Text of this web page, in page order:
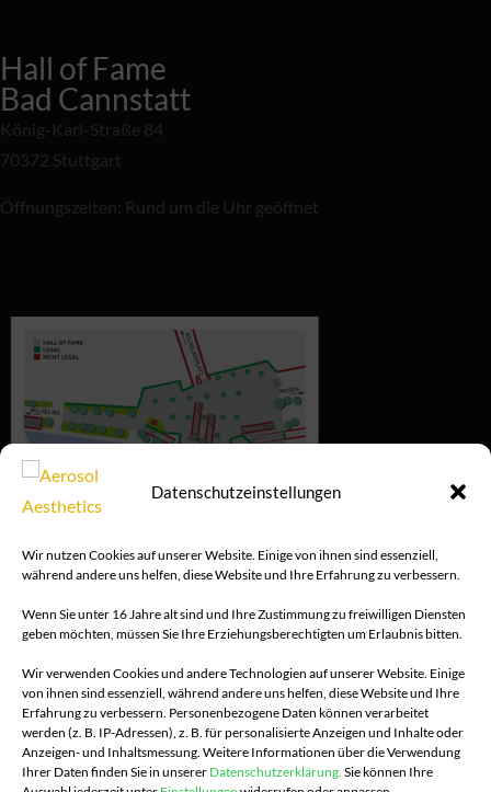
Datenschutzeinstellungen
Wir nutzen Cookies auf unserer Website. Einige von ihnen sind essenziell,
während andere uns helfen, diese Website und Ihre Erfahrung zu verbessern.
Wenn Sie unter 16 Jahre alt sind und Ihre Zustimmung zu freiwilligen Diensten
geben möchten, müssen Sie Ihre Erziehungsberechtigten um Erlaubnis bitten.
Wir verwenden Cookies und andere Technologien auf unserer Website. Einige
von ihnen sind essenziell, während andere uns helfen, diese Website und Ihre
Erfahrung zu verbessern. Personenbezogene Daten können verarbeitet
werden (z. B. IP-Adressen), z. B. für personalisierte Anzeigen und Inhalte oder
Anzeigen- und Inhaltsmessung. Weitere Informationen über die Verwendung
Ihrer Daten finden Sie in unserer Datenschutzerklärung. Sie können Ihre
Hall of Fame
Bad Cannstatt
König-Karl-Straße 84
70372 Stuttgart
Öffnungszeiten: Rund um die Uhr geöffnet